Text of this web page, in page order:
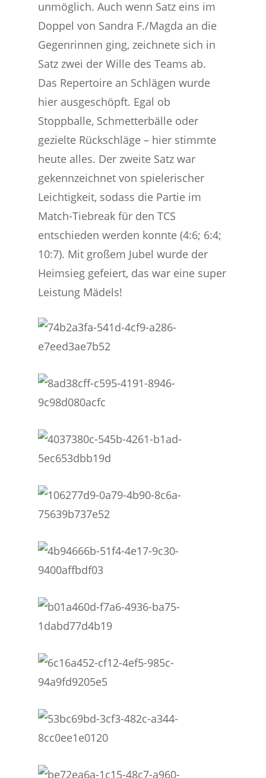
unmöglich. Auch wenn Satz eins im
Doppel von Sandra F./Magda an die
Gegenrinnen ging, zeichnete sich in
Satz zwei der Wille des Teams ab.
Das Repertoire an Schlägen wurde
hier ausgeschöpft. Egal ob
Stoppballe, Schmetterbälle oder
gezielte Rückschläge – hier stimmte
heute alles. Der zweite Satz war
gekennzeichnet von spielerischer
Leichtigkeit, sodass die Partie im
Match-Tiebreak für den TCS
entschieden werden konnte (4:6; 6:4;
10:7). Mit großem Jubel wurde der
Heimsieg gefeiert, das war eine super
Leistung Mädels!